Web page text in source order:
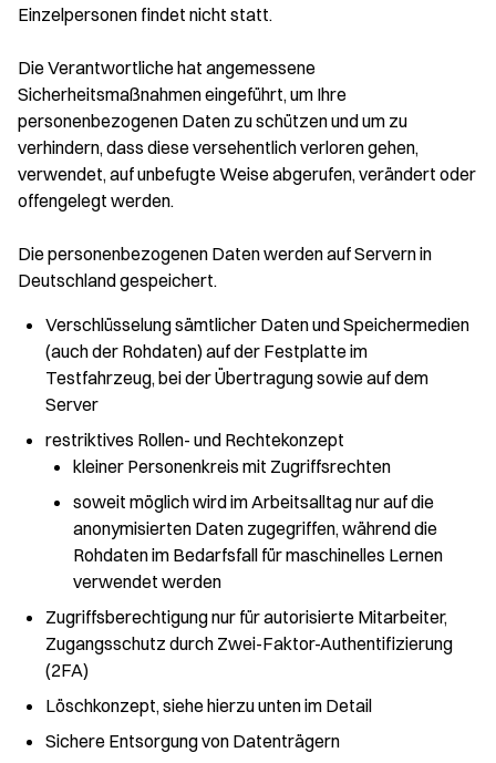
Einzelpersonen findet nicht statt.
Die Verantwortliche hat angemessene
Sicherheitsmaßnahmen eingeführt, um Ihre
personenbezogenen Daten zu schützen und um zu
verhindern, dass diese versehentlich verloren gehen,
verwendet, auf unbefugte Weise abgerufen, verändert oder
offengelegt werden.
Die personenbezogenen Daten werden auf Servern in
Deutschland gespeichert.
Verschlüsselung sämtlicher Daten und Speichermedien
(auch der Rohdaten) auf der Festplatte im
Testfahrzeug, bei der Übertragung sowie auf dem
Server
restriktives Rollen- und Rechtekonzept
kleiner Personenkreis mit Zugriffsrechten
soweit möglich wird im Arbeitsalltag nur auf die
anonymisierten Daten zugegriffen, während die
Rohdaten im Bedarfsfall für maschinelles Lernen
verwendet werden
Zugriffsberechtigung nur für autorisierte Mitarbeiter,
Zugangsschutz durch Zwei-Faktor-Authentifizierung
(2FA)
Löschkonzept, siehe hierzu unten im Detail
Sichere Entsorgung von Datenträgern